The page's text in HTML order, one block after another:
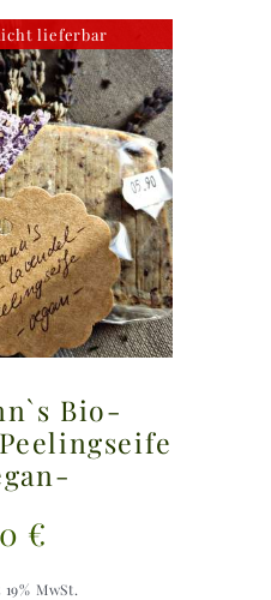
lieferbar
Bio-
€
MwSt.